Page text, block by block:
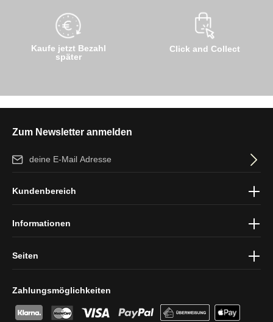
Kaufe jetzt Bezahl
später
Click and Collect
Zum Newsletter anmelden
E-Mail-Adresse*
und dieAGBgelesen und bin mit ihnen einverstanden.
Zahlungsmöglichkeiten
Kundenbereich
Informationen
Seiten